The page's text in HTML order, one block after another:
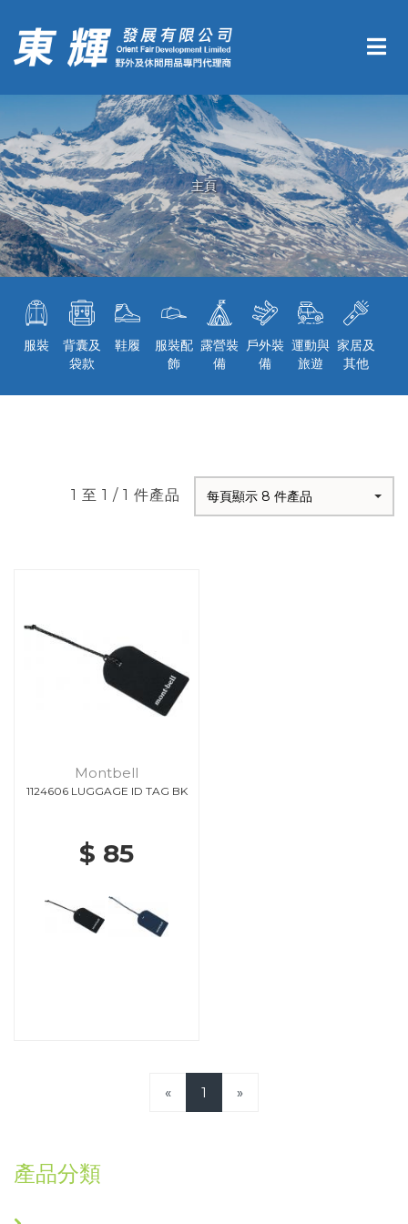
主頁
服裝
背囊及
袋款
鞋履
服裝配
飾
露營裝
備
戶外裝
備
運動與
旅遊
家居及
其他
1 至 1 / 1 件產品 每頁顯示 8 件產品
Montbell
1124606 LUGGAGE ID TAG BK
$ 85
« 1 »
產品分類